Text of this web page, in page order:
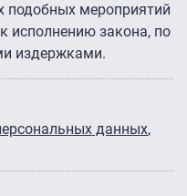
подобных мероприятий
исполнению закона, по
издержками.
данных